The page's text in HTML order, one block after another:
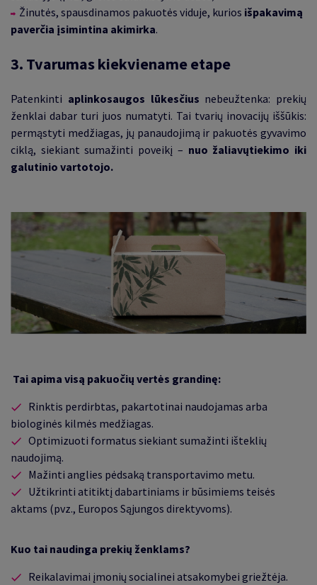
Žinutės, spausdinamos pakuotės viduje, kurios išpakavimą
paverčia įsimintina akimirka.
3. Tvarumas kiekviename etape
Patenkinti aplinkosaugos lūkesčius nebeužtenka: prekių
ženklai dabar turi juos numatyti. Tai tvarių inovacijų iššūkis:
permąstyti medžiagas, jų panaudojimą ir pakuotės gyvavimo
ciklą, siekiant sumažinti poveikį – nuo žaliavų​​tiekimo iki
galutinio vartotojo.
Tai apima visą pakuočių vertės grandinę:
Rinktis perdirbtas, pakartotinai naudojamas arba
biologinės kilmės medžiagas.
Optimizuoti formatus siekiant sumažinti išteklių
naudojimą.
Mažinti anglies pėdsaką transportavimo metu.
Užtikrinti atitiktį dabartiniams ir būsimiems teisės
aktams (pvz., Europos Sąjungos direktyvoms).
Kuo tai naudinga prekių ženklams?
Reikalavimai įmonių socialinei atsakomybei griežtėja.